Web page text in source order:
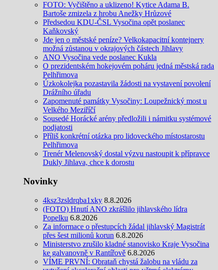
FOTO: Vyčištěno a uklizeno! Kytice Adama B.
Bartoše zmizela z hrobu Anežky Hrůzové
Předsedou KDU-ČSL Vysočina opět poslanec
Kaňkovský
Jde jen o městské peníze? Velkokapacitní kontejnery
možná zůstanou v okrajových částech Jihlavy
ANO Vysočina vede poslanec Kukla
O prezidentském hokejovém poháru jedná městská rada
Pelhřimova
Úzkokolejka pozastavila žádosti na vystavení povolení
Drážního úřadu
Zapomenuté památky Vysočiny: Loupežnický most u
Velkého Meziříčí
Sousedé Horácké arény předložili i námitku systémové
podjatosti
Příliš konkrétní otázka pro lidoveckého místostarostu
Pelhřimova
Trenér Melenovský dostal výzvu nastoupit k přípravce
Dukly Jihlava, chce k dorostu
Novinky
4ksz3zsldrqba1xky 8.8.2026
(FOTO) Hnutí ANO zkrášlilo jihlavského lídra
Popelku 6.8.2026
Za informace o přestupcích žádal jihlavský Magistrát
přes šest milionů korun 6.8.2026
Ministerstvo zrušilo kladné stanovisko Kraje Vysočina
ke galvanovně v Rantířově 6.8.2026
VÍME PRVNÍ: Obrataň chystá žalobu na vládu za